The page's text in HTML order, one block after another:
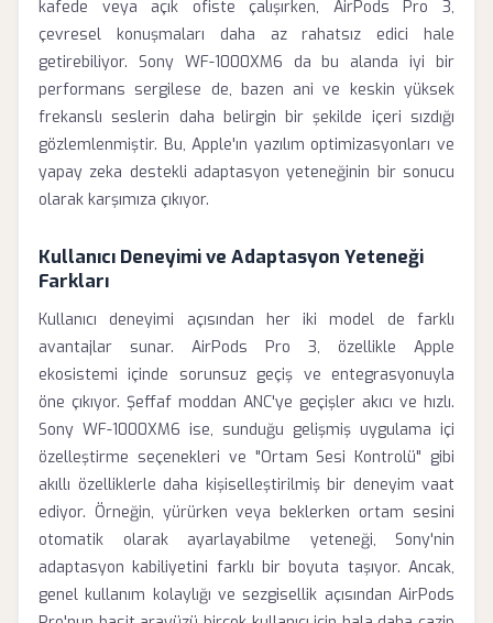
kafede veya açık ofiste çalışırken, AirPods Pro 3,
çevresel konuşmaları daha az rahatsız edici hale
getirebiliyor. Sony WF-1000XM6 da bu alanda iyi bir
performans sergilese de, bazen ani ve keskin yüksek
frekanslı seslerin daha belirgin bir şekilde içeri sızdığı
gözlemlenmiştir. Bu, Apple'ın yazılım optimizasyonları ve
yapay zeka destekli adaptasyon yeteneğinin bir sonucu
olarak karşımıza çıkıyor.
Kullanıcı Deneyimi ve Adaptasyon Yeteneği
Farkları
Kullanıcı deneyimi açısından her iki model de farklı
avantajlar sunar. AirPods Pro 3, özellikle Apple
ekosistemi içinde sorunsuz geçiş ve entegrasyonuyla
öne çıkıyor. Şeffaf moddan ANC'ye geçişler akıcı ve hızlı.
Sony WF-1000XM6 ise, sunduğu gelişmiş uygulama içi
özelleştirme seçenekleri ve "Ortam Sesi Kontrolü" gibi
akıllı özelliklerle daha kişiselleştirilmiş bir deneyim vaat
ediyor. Örneğin, yürürken veya beklerken ortam sesini
otomatik olarak ayarlayabilme yeteneği, Sony'nin
adaptasyon kabiliyetini farklı bir boyuta taşıyor. Ancak,
genel kullanım kolaylığı ve sezgisellik açısından AirPods